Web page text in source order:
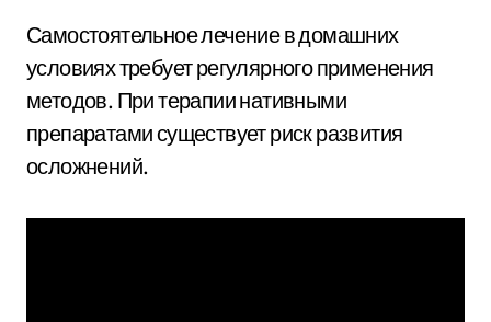
Самостоятельное лечение в домашних
условиях требует регулярного применения
методов. При терапии нативными
препаратами существует риск развития
осложнений.